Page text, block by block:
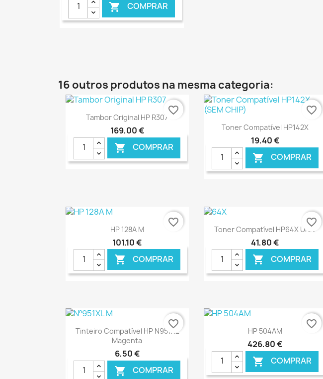
 COMPRAR
16 outros produtos na mesma categoria:
Ver+
Tambor Original HP R307
169,00 €
 COMPRAR
favorite_border
Ver+
Toner Compatível HP142X
19,40 €
 COMPRAR
favorite_border
Ver+
HP 128A M
101,10 €
 COMPRAR
€ ONLINE
favorite_border Ver+
Toner Compatível HP64X UNIV
41,80 €
 COMPRAR
€ ONLINE
favorite_border
Ver+
Tinteiro Compatível HP N951XL
Magenta
6,50 €
 COMPRAR
favorite_border Ver+
HP 504AM
426,80 €
 COMPRAR
favorite_border